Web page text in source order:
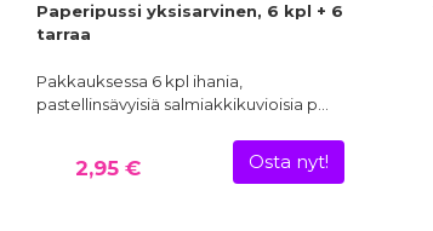
Paperipussi yksisarvinen, 6 kpl + 6
tarraa
Pakkauksessa 6 kpl ihania,
pastellinsävyisiä salmiakkikuvioisia p…
2,95 € Osta nyt!